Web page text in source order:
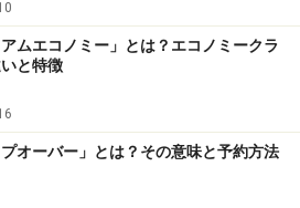
アムエコノミー」とは？エコノミークラ
と特徴
プオーバー」とは？その意味と予約方法